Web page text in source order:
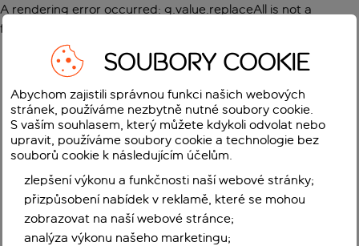
A rendering error occurred: g.value.replaceAll is not a
function
SOUBORY COOKIE
Abychom zajistili správnou funkci našich webových
stránek, používáme nezbytně nutné soubory cookie.
S vaším souhlasem, který můžete kdykoli odvolat nebo
upravit, používáme soubory cookie a technologie bez
souborů cookie k následujícím účelům.
zlepšení výkonu a funkčnosti naší webové stránky;
přizpůsobení nabídek v reklamě, které se mohou
zobrazovat na naší webové stránce;
analýza výkonu našeho marketingu;